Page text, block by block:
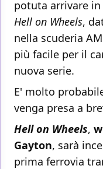
potuta arrivare
Hell on Wheels,
nella scuderia
più facile per il
nuova serie.
E' molto
venga presa a
Hell on Wheels,
Gayton, sarà
prima ferrovia